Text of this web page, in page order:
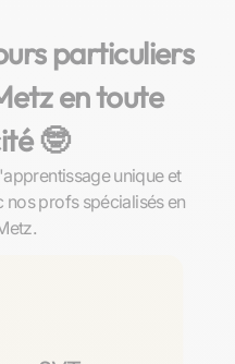
particuliers
en toute
🤓​
unique et
profs spécialisés en